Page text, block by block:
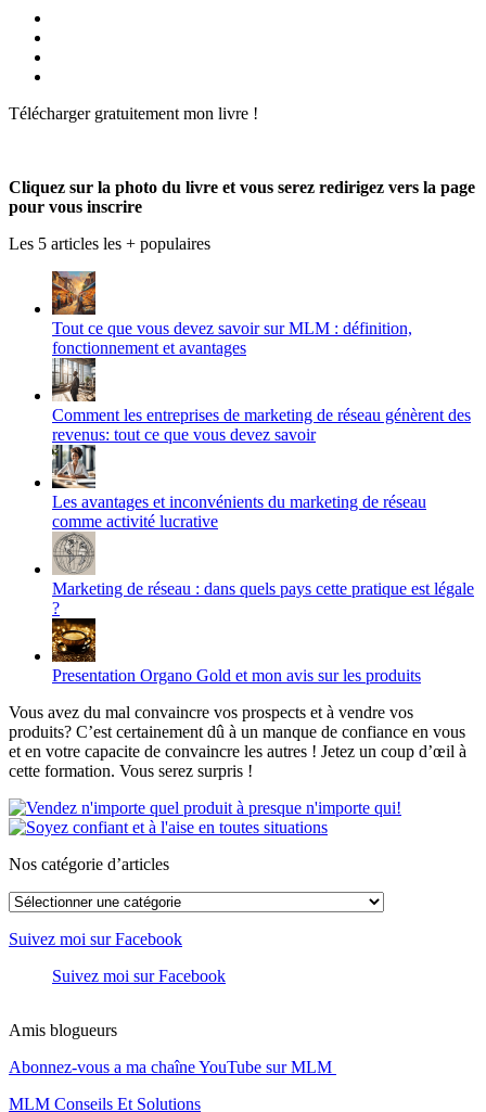
sur
porodumlm
de
profil
Google+
Télécharger gratuitement mon livre !
Cliquez sur la photo du livre et vous serez redirigez vers la page
pour vous inscrire
Les 5 articles les + populaires
Tout ce que vous devez savoir sur MLM : définition,
fonctionnement et avantages
Comment les entreprises de marketing de réseau génèrent des
revenus: tout ce que vous devez savoir
Les avantages et inconvénients du marketing de réseau
comme activité lucrative
Marketing de réseau : dans quels pays cette pratique est légale
?
Presentation Organo Gold et mon avis sur les produits
Vous avez du mal convaincre vos prospects et à vendre vos
produits? C’est certainement dû à un manque de confiance en vous
et en votre capacite de convaincre les autres ! Jetez un coup d’œil à
cette formation. Vous serez surpris !
Nos catégorie d’articles
Nos
d’articles
Suivez moi sur Facebook
Suivez moi sur Facebook
Amis blogueurs
Abonnez-vous a ma chaîne YouTube sur MLM
MLM Conseils Et Solutions